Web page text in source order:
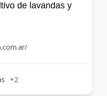
de lavandas y
+2